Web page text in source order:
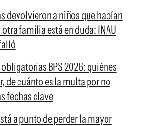
devolvieron a niños que habían
familia está en duda: INAU
BPS 2026: quiénes
de cuánto es la multa por no
fechas clave
a punto de perder la mayor